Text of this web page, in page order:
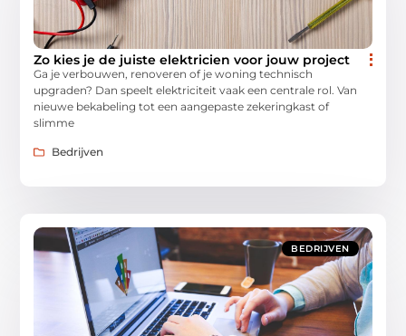
Zo kies je de juiste elektricien voor jouw project
Ga je verbouwen, renoveren of je woning technisch
upgraden? Dan speelt elektriciteit vaak een centrale rol. Van
nieuwe bekabeling tot een aangepaste zekeringkast of
slimme
Bedrijven
BEDRIJVEN